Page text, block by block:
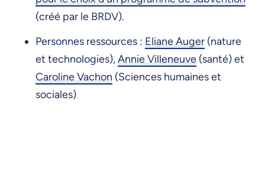
(créé par le BRDV).
Personnes ressources : Eliane Auger (nature
et technologies),Annie Villeneuve (santé) et
Caroline Vachon (Sciences humaines et
sociales)